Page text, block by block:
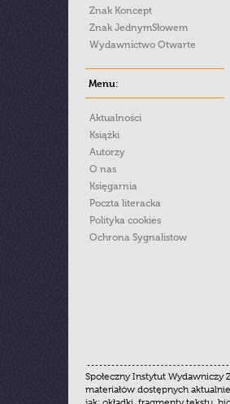
Znak Koncept
Znak JednymSłowem
Wydawnictwo Otwarte
Menu:
Aktualności
Książki
Autorzy
O nas
Księgarnia
Poczta literacka
Polityka cookies
Ochrona Sygnalistow
Społeczny Instytut Wydawniczy
materiałów dostępnych